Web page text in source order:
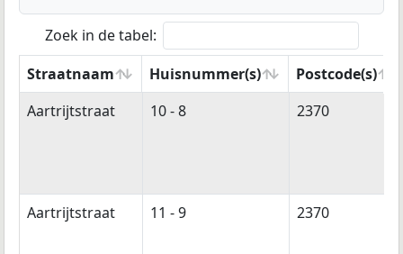
Zoek in de tabel:
Straatnaam
Huisnummer(s)
Postcode(s)
Straatnaam
Huisnummer(s) Postcode(s)
Aartrijtstraat 10 - 8 2370
Aartrijtstraat 11 - 9 2370